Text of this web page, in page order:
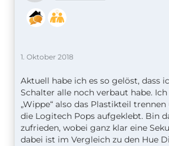
1. Oktober 2018
Aktuell habe ich es so gelöst, dass
Schalter alle noch verbaut habe.
„Wippe“ also das Plastikteil
die Logitech Pops aufgeklebt. Bin
zufrieden, wobei ganz klar eine
dabei ist im Vergleich zu den Hue